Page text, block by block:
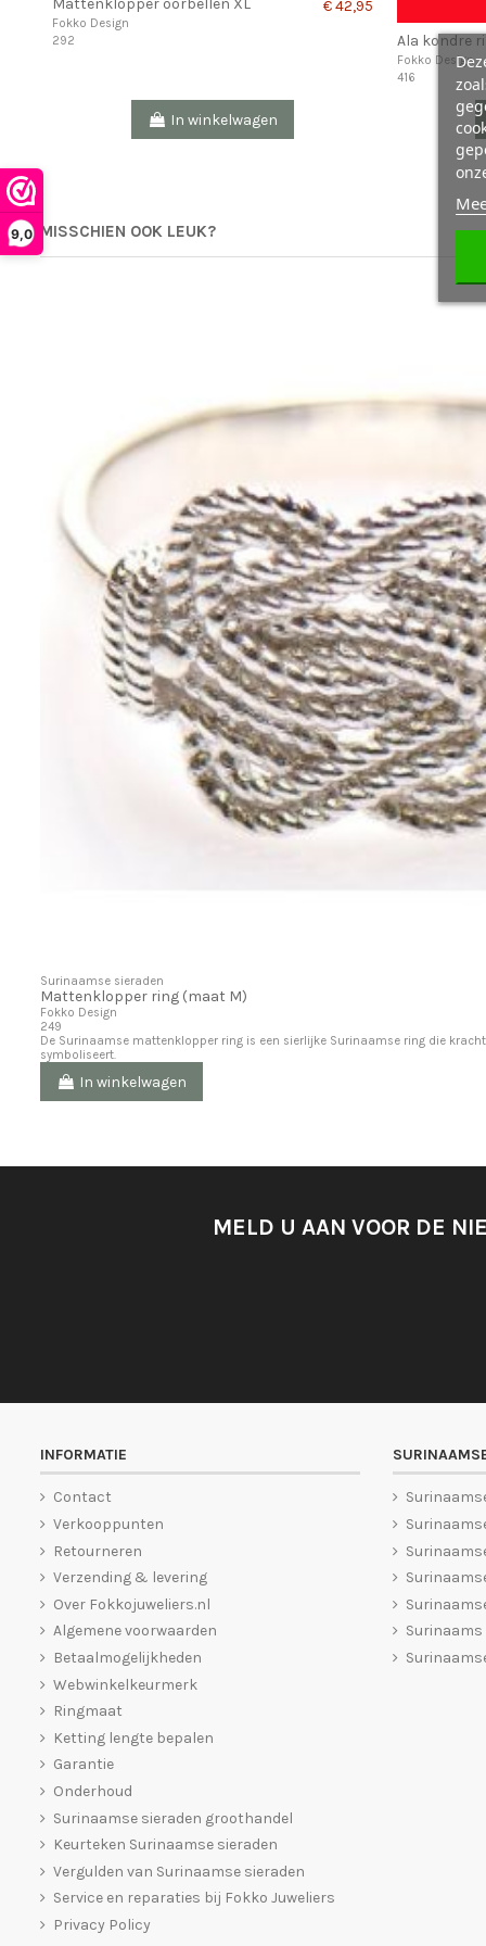
9,0
Mattenklopper oorbellen XL
Fokko Design
292
€ 42,95
In winkelwagen
Ala kondre
Fokko Design
416
MISSCHIEN OOK LEUK?
Surinaamse sieraden
Mattenklopper ring (maat M)
Fokko Design
249
De Surinaamse mattenklopper ring is een sierlijke Surinaamse ring die
symboliseert.
In winkelwagen
MELD U AAN VOOR DE
INFORMATIE
Contact
Verkooppunten
Retourneren
Verzending & levering
Over Fokkojuweliers.nl
Algemene voorwaarden
Betaalmogelijkheden
Webwinkelkeurmerk
Ringmaat
Ketting lengte bepalen
Garantie
Onderhoud
Surinaamse sieraden groothandel
Keurteken Surinaamse sieraden
Vergulden van Surinaamse sieraden
Service en reparaties bij Fokko Juweliers
Privacy Policy
Surinaams